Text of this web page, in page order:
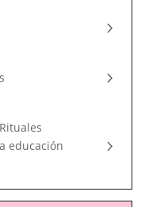
educación